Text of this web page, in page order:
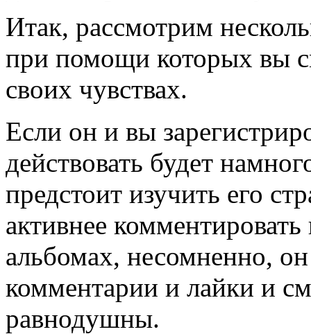
Итак, рассмотрим
при помощи которых вы
своих чувствах.
Если он и вы
действовать будет
предстоит изучить его
активнее
альбомах, несомненно,
комментарии и лайки и
равнодушны.